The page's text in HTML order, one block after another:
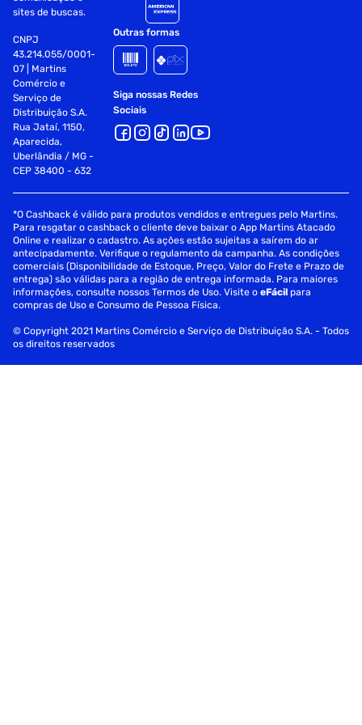
1 - Bandeja esmaltada para resíduos
Dimensões do produto:
Altura do produto: 42,0 cm
Largura do produto: 66,5 cm
Comprimento do produto: 55,0 cm
Peso do produto: 16,0 Kg
Dimensões de envio do produto:
Altura com embalagem: 45,7 cm
Largura com embalagem: 69,7 cm
Comprimento com embalagem: 56,2 cm
Peso com embalagem: 16,95 Kg
Dimensões Internas:
sites de buscas.
CNPJ
43.214.055/0001-
07 | Martins
Comércio e
Serviço de
Distribuição S.A.
Rua Jataí, 1150,
Aparecida,
Uberlândia / MG -
CEP 38400 - 632
Outras formas
Siga nossas Redes
Sociais
*O Cashback é válido para produtos vendidos e entregues pelo Martins.
Para resgatar o cashback o cliente deve baixar o App Martins Atacado
Online e realizar o cadastro. As ações estão sujeitas a saírem do ar
antecipadamente. Verifique o regulamento da campanha. As condições
comerciais (Disponibilidade de Estoque, Preço, Valor do Frete e Prazo de
entrega) são válidas para a região de entrega informada. Para maiores
informações, consulte nossos Termos de Uso. Visite oeFácil para
compras de Uso e Consumo de Pessoa Física.
© Copyright 2021 Martins Comércio e Serviço de Distribuição S.A. - Todos
os direitos reservados